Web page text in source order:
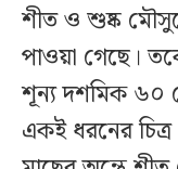
শীত ও শুষ্ক
পাওয়া গেছে।
শূন্য দশমিক ৬০
একই ধরনের